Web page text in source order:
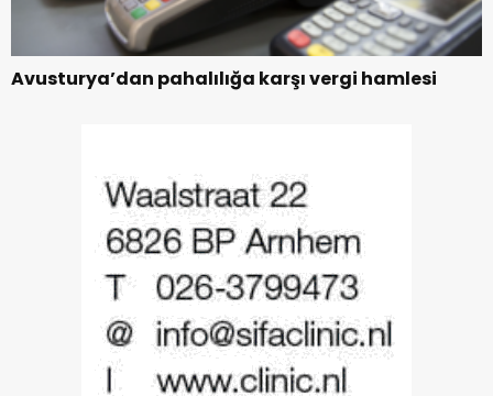
Avusturya’dan pahalılığa karşı vergi hamlesi